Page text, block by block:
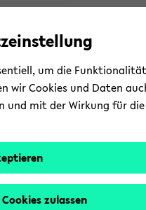
um die
wir Cookies und Daten
und mit der Wirkung für
zulassen